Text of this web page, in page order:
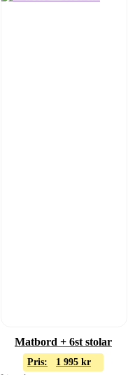
Matbord + 6st stolar
Pris: 1 995 kr